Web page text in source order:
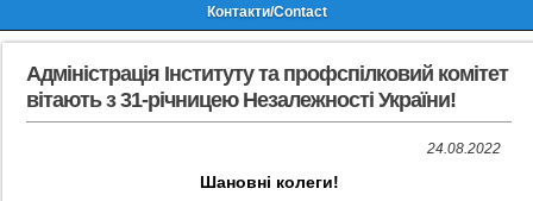
Контакти/Contact
Адміністрація Інституту та профспілковий комітет
вітають з 31-річницею Незалежності України!
24.08.2022
Шановні колеги!